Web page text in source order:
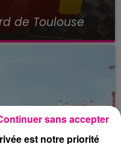
de Toulouse
est notre priorité
sans accepter